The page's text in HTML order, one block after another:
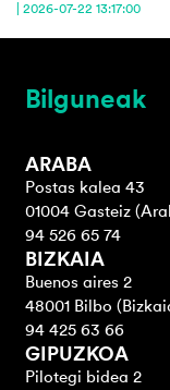
| 2026-07-22 13:17:00
Bilguneak
ARABA
Postas kalea 43
01004 Gasteiz
94 526 65 74
BIZKAIA
Buenos aires 2
48001 Bilbo
94 425 63 66
GIPUZKOA
Pilotegi bidea 2